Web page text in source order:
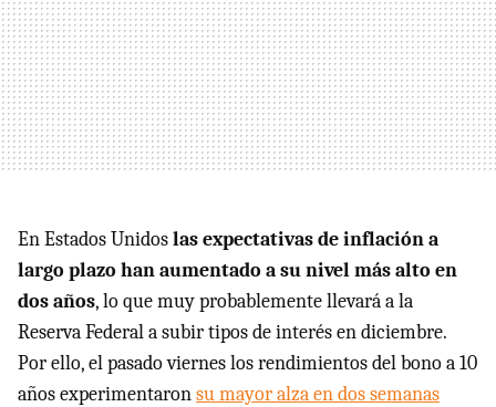
En Estados Unidoslas expectativas de inflación a
largo plazo han aumentado a su nivel más alto en
dos años, lo que muy probablemente llevará a la
Reserva Federal a subir tipos de interés en diciembre.
Por ello, el pasado viernes los rendimientos del bono a 10
años experimentaronsu mayor alza en dos semanas